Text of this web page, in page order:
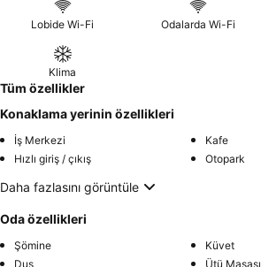
Lobide Wi-Fi Odalarda Wi-Fi
Klima
Tüm özellikler
Konaklama yerinin özellikleri
İş Merkezi
Kafe
Hızlı giriş / çıkış
Otopark
Daha fazlasını görüntüle
Oda özellikleri
Şömine
Küvet
Duş
Ütü Masası